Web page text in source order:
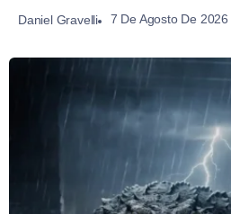
Daniel Gravelli 7 De Agosto De 2026